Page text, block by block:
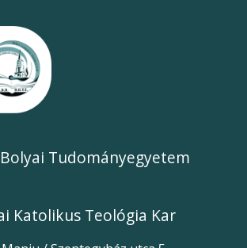
Tudományegyetem
Katolikus Teológia Kar